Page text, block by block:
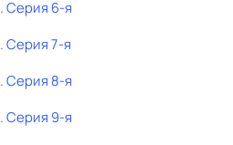
. Серия 6-я
. Серия 7-я
. Серия 8-я
. Серия 9-я